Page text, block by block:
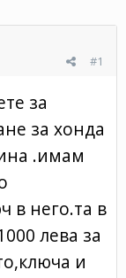
#1
за
за хонда
.имам
в него.та в
лева за
и